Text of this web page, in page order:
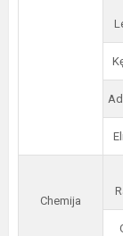
Chemija